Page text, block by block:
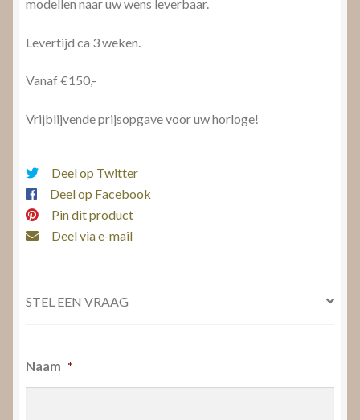
modellen naar uw wens leverbaar.
Levertijd ca 3 weken.
Vanaf €150,-
Vrijblijvende prijsopgave voor uw horloge!
Deel op Twitter
Deel op Facebook
Pin dit product
Deel via e-mail
STEL EEN VRAAG
Naam *